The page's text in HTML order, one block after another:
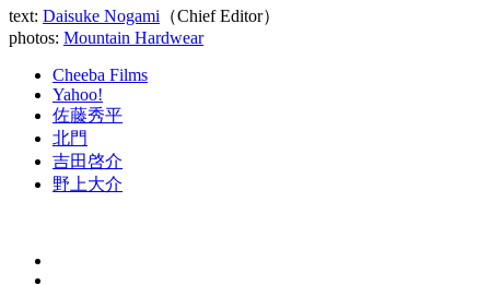
text: Daisuke Nogami （Chief Editor）
photos: Mountain Hardwear
Cheeba Films
Yahoo!
佐藤秀平
北門
吉田啓介
野上大介